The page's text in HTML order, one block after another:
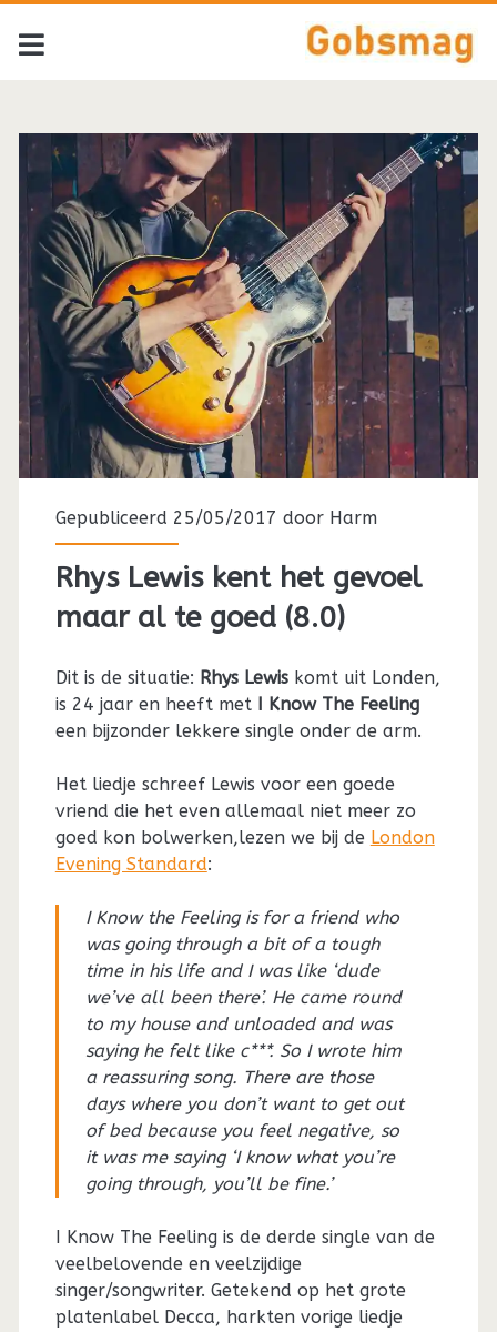
Gepubliceerd 25/05/2017 door Harm
Rhys Lewis kent het gevoel
maar al te goed (8.0)
Dit is de situatie: Rhys Lewiskomt uit Londen,
is 24 jaar en heeft met
I Know The Feeling
een bijzonder lekkere single onder de arm.
Het liedje schreef Lewis voor een goede
vriend die het even allemaal niet meer zo
goed kon bolwerken,lezen we bij de London
Evening Standard:
I Know the Feeling is for a friend who
was going through a bit of a tough
time in his life and I was like ‘dude
we’ve all been there’. He came round
to my house and unloaded and was
saying he felt like c***. So I wrote him
a reassuring song. There are those
days where you don’t want to get out
of bed because you feel negative, so
it was me saying ‘I know what you’re
going through, you’ll be fine.’
I Know The Feeling is de derde single van de
veelbelovende en veelzijdige
singer/songwriter. Getekend op het grote
platenlabel Decca, harkten vorige liedje